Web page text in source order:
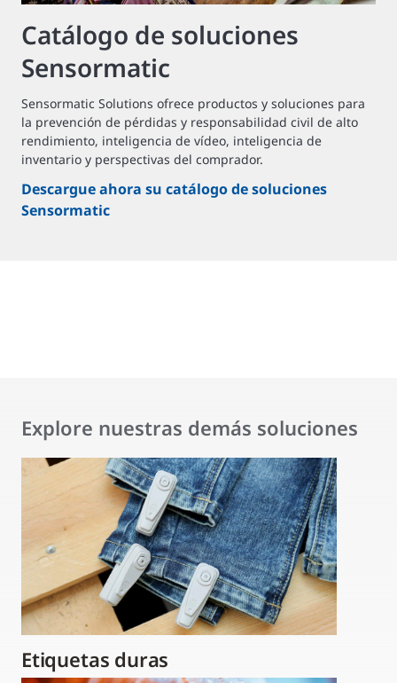
Catálogo de soluciones
Sensormatic
Sensormatic Solutions ofrece productos y soluciones para
la prevención de pérdidas y responsabilidad civil de alto
rendimiento, inteligencia de vídeo, inteligencia de
inventario y perspectivas del comprador.
Descargue ahora su catálogo de soluciones
Sensormatic
Explore nuestras demás soluciones
Etiquetas duras